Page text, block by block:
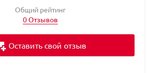
Общий рейтинг
0 Отзывов
Оставить свой отзыв